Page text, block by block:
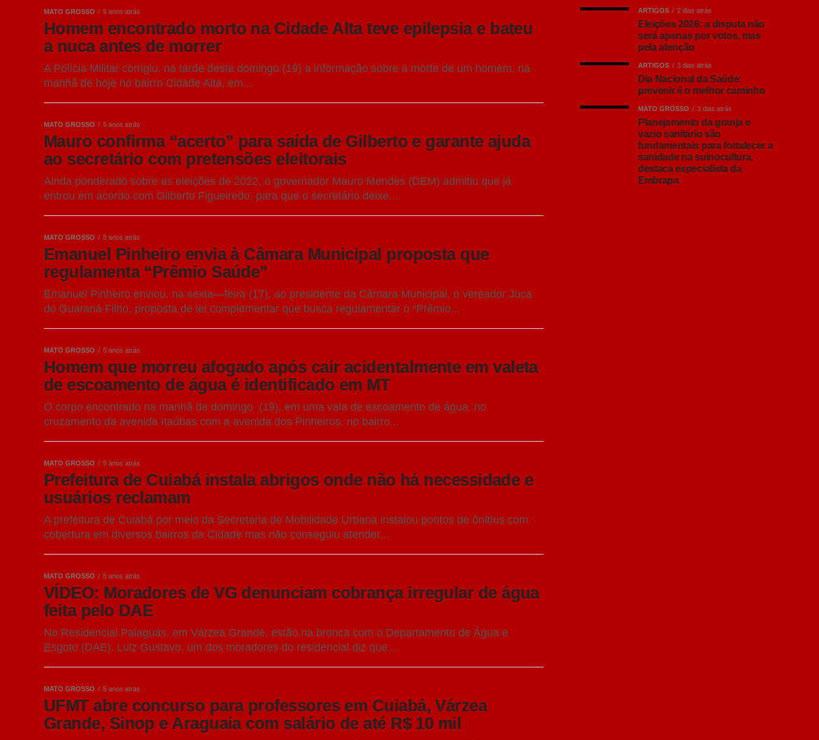
MATO GROSSO 5 anos atrás
Homem encontrado morto na Cidade Alta teve epilepsia e bateu
a nuca antes de morrer
A Polícia Militar corrigiu, na tarde deste domingo (19) a informação sobre a morte de um homem, na
manhã de hoje no bairro Cidade Alta, em...
MATO GROSSO 5 anos atrás
Mauro confirma “acerto” para saída de Gilberto e garante ajuda
ao secretário com pretensões eleitorais
Ainda ponderado sobre as eleições de 2022, o governador Mauro Mendes (DEM) admitiu que já
entrou em acordo com Gilberto Figueiredo, para que o secretário deixe...
MATO GROSSO 5 anos atrás
Emanuel Pinheiro envia à Câmara Municipal proposta que
regulamenta “Prêmio Saúde”
Emanuel Pinheiro enviou, na sexta—feira (17), ao presidente da Câmara Municipal, o vereador Juca
do Guaraná Filho, proposta de lei complementar que busca regulamentar o “Prêmio...
MATO GROSSO 5 anos atrás
Homem que morreu afogado após cair acidentalmente em valeta
de escoamento de água é identificado em MT
O corpo encontrado na manhã de domingo (19), em uma vala de escoamento de água, no
cruzamento da avenida Itaúbas com a avenida dos Pinheiros, no bairro...
MATO GROSSO 5 anos atrás
Prefeitura de Cuiabá instala abrigos onde não há necessidade e
usuários reclamam
A prefeitura de Cuiabá por meio da Secretaria de Mobilidade Urbana instalou pontos de ônibus com
cobertura em diversos bairros da Cidade mas não conseguiu atender...
MATO GROSSO 5 anos atrás
VÍDEO: Moradores de VG denunciam cobrança irregular de água
feita pelo DAE
No Residencial Paiaguás, em Várzea Grande, estão na bronca com o Departamento de Água e
Esgoto (DAE). Luiz Gustavo, um dos moradores do residencial diz que...
MATO GROSSO 5 anos atrás
UFMT abre concurso para professores em Cuiabá, Várzea
Grande, Sinop e Araguaia com salário de até R$ 10 mil
ARTIGOS 2 dias atrás
Eleições 2026: a disputa não
será apenas por votos, mas
pela atenção
ARTIGOS 3 dias atrás
Dia Nacional da Saúde:
prevenir é o melhor caminho
MATO GROSSO 3 dias atrás
Planejamento da granja e
vazio sanitário são
fundamentais para fortalecer a
sanidade na suinocultura,
destaca especialista da
Embrapa